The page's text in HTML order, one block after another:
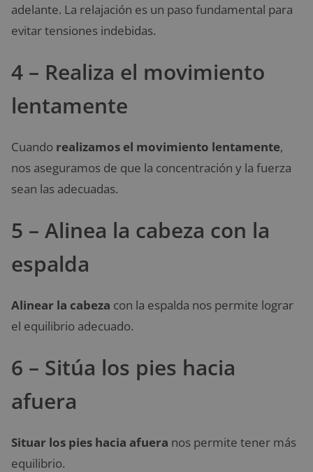
adelante. La relajación es un paso fundamental para
evitar tensiones indebidas.
4 – Realiza el movimiento
lentamente
Cuando realizamos el movimiento lentamente,
nos aseguramos de que la concentración y la fuerza
sean las adecuadas.
5 – Alinea la cabeza con la
espalda
Alinear la cabeza con la espalda nos permite lograr
el equilibrio adecuado.
6 – Sitúa los pies hacia
afuera
Situar los pies hacia afuera nos permite tener más
equilibrio.